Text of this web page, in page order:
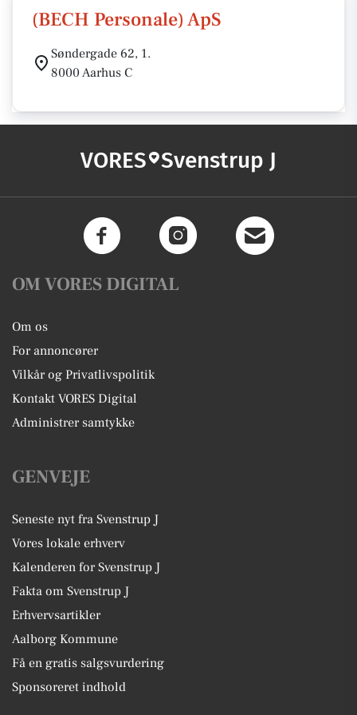
(BECH Personale) ApS
Søndergade 62, 1.
8000 Aarhus C
VORES Svenstrup J
OM VORES DIGITAL
Om os
For annoncører
Vilkår og Privatlivspolitik
Kontakt VORES Digital
Administrer samtykke
GENVEJE
Seneste nyt fra Svenstrup J
Vores lokale erhverv
Kalenderen for Svenstrup J
Fakta om Svenstrup J
Erhvervsartikler
Aalborg Kommune
Få en gratis salgsvurdering
Sponsoreret indhold